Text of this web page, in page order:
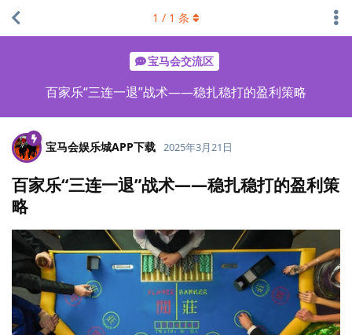
宝马会交流区
百家乐“三连一退”战术——稳扎稳打的盈利策略
1 / 1 条
宝马会娱乐城APP下载 2025年3月21日
百家乐“三连一退”战术——稳扎稳打的盈利策
略